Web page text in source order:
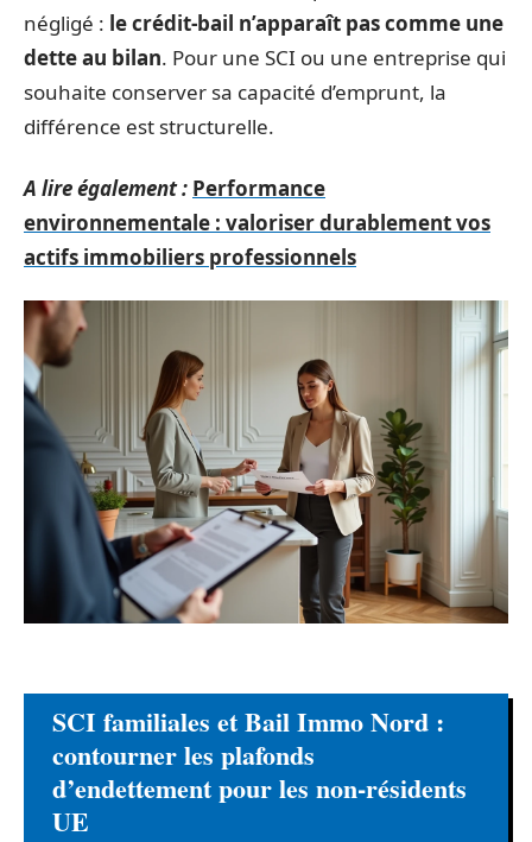
négligé : le crédit-bail n’apparaît pas comme une
dette au bilan. Pour une SCI ou une entreprise qui
souhaite conserver sa capacité d’emprunt, la
différence est structurelle.
A lire également : Performance
environnementale : valoriser durablement vos
actifs immobiliers professionnels
SCI familiales et Bail Immo Nord :
contourner les plafonds
d’endettement pour les non-résidents
UE